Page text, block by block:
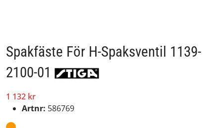
Spakfäste För H-Spaksventil 1139-
2100-01
1 132 kr
Artnr: 586769